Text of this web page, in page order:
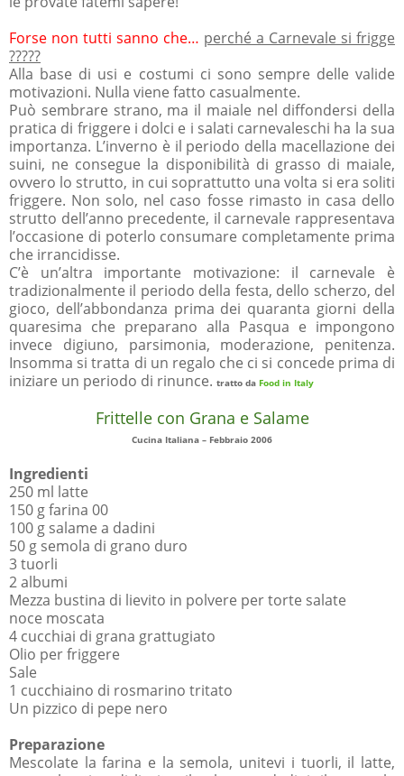
Forse non tutti sanno che… perché a Carnevale si frigge
?????
Alla base di usi e costumi ci sono sempre delle valide
motivazioni. Nulla viene fatto casualmente.
Può sembrare strano, ma il maiale nel diffondersi della
pratica di friggere i dolci e i salati carnevaleschi ha la sua
importanza. L’inverno è il periodo della macellazione dei
suini, ne consegue la disponibilità di grasso di maiale,
ovvero lo strutto, in cui soprattutto una volta si era soliti
friggere. Non solo, nel caso fosse rimasto in casa dello
strutto dell’anno precedente, il carnevale rappresentava
l’occasione di poterlo consumare completamente prima
che irrancidisse.
C’è un’altra importante motivazione: il carnevale è
tradizionalmente il periodo della festa, dello scherzo, del
gioco, dell’abbondanza prima dei quaranta giorni della
quaresima che preparano alla Pasqua e impongono
invece digiuno, parsimonia, moderazione, penitenza.
Insomma si tratta di un regalo che ci si concede prima di
iniziare un periodo di rinunce. tratto da Food in Italy
Frittelle con Grana e Salame
Cucina Italiana – Febbraio 2006
Ingredienti
250 ml latte
150 g farina 00
100 g salame a dadini
50 g semola di grano duro
3 tuorli
2 albumi
Mezza bustina di lievito in polvere per torte salate
noce moscata
4 cucchiai di grana grattugiato
Olio per friggere
Sale
1 cucchiaino di rosmarino tritato
Un pizzico di pepe nero
Preparazione
Mescolate la farina e la semola, unitevi i tuorli, il latte,